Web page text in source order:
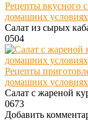
Рецепты вкусного
домашних условиях
Салат из сырых
0504
Рецепты
домашних условиях
Салат с жареной
0673
Добавить